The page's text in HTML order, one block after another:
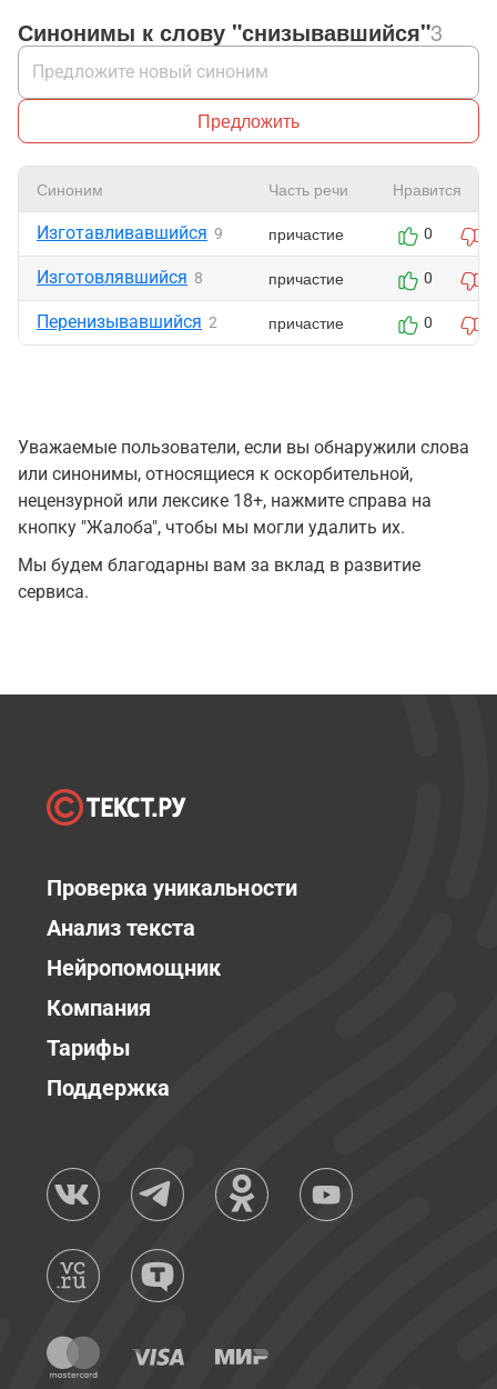
Синонимы к слову "снизывавшийся"3
Предложить
Синоним Часть речи Нравится
Изготавливавшийся 9 причастие 0
Изготовлявшийся 8 причастие 0
Перенизывавшийся 2 причастие 0
Уважаемые пользователи, если вы обнаружили слова
или синонимы, относящиеся к оскорбительной,
нецензурной или лексике 18+, нажмите справа на
кнопку "Жалоба", чтобы мы могли удалить их.
Мы будем благодарны вам за вклад в развитие
сервиса.
Проверка уникальности
Анализ текста
Нейропомощник
Компания
Тарифы
Поддержка